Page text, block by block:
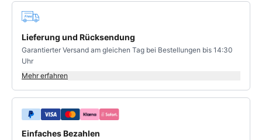
Deine Vorteile
Lieferung und Rücksendung
Garantierter Versand am gleichen Tag bei Bestellungen bis 14:30
Uhr
Mehr erfahren
Einfaches Bezahlen